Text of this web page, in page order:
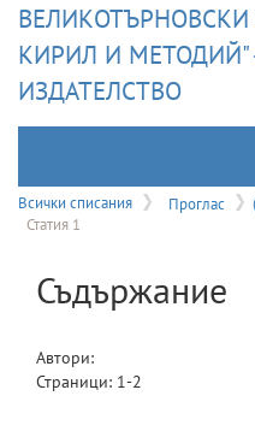
ВЕЛИКОТЪРНОВСКИ
КИРИЛ И МЕТОДИЙ"
ИЗДАТЕЛСТВО
Всички списания Проглас
Статия 1
Съдържание
Автори:
Страници: 1-2